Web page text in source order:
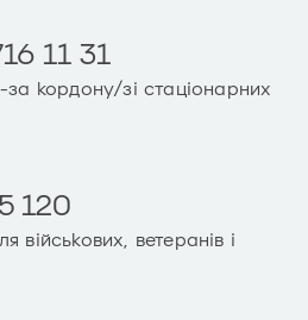
11 31
за кордону/зі стаціонарних
120
військових, ветеранів і